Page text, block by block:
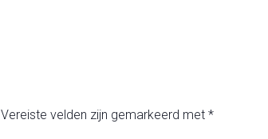
Vereiste velden zijn gemarkeerd met *